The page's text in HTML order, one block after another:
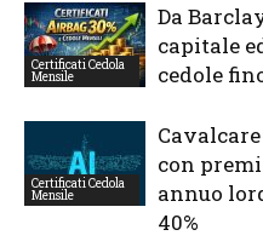
Certificati Cedola
Mensile
Da
capitale
cedole
Certificati Cedola
Mensile
con premi
annuo
40%